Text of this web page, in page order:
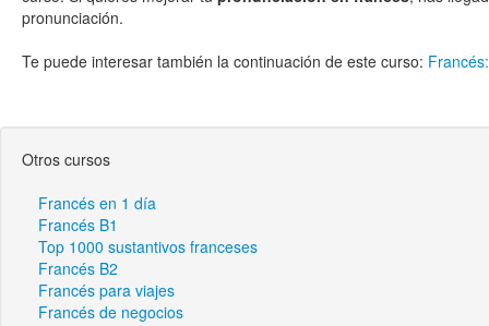
pronunciación.
Te puede interesar también la continuación de este curso:
Otros cursos
Francés en 1 día
Francés B1
Top 1000 sustantivos franceses
Francés B2
Francés para viajes
Francés de negocios